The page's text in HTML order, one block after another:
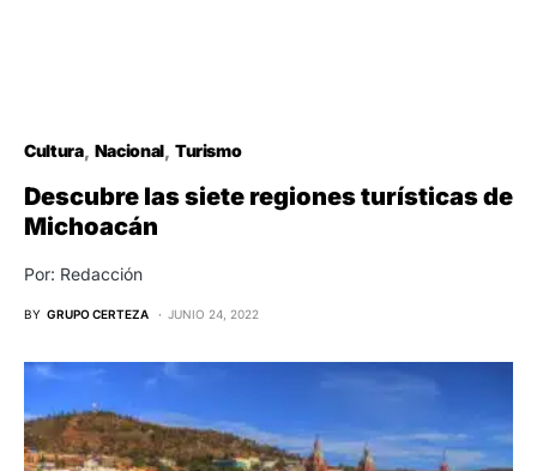
Cultura Nacional Turismo
Descubre las siete regiones turísticas de
Michoacán
Por: Redacción
BY GRUPO CERTEZA JUNIO 24, 2022